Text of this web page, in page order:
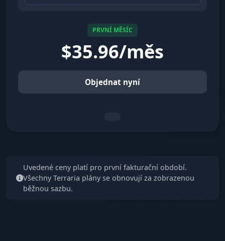
PRVNÍ MĚSÍC
$35.96/měs
Objednat nyní
Uvedené ceny platí pro první fakturační období.
Všechny Terraria plány se obnovují za zobrazenou
běžnou sazbu.